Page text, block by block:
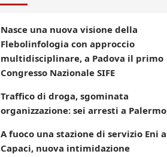
Nasce una nuova visione della
Flebolinfologia con approccio
multidisciplinare, a Padova il primo
Congresso Nazionale SIFE
Traffico di droga, sgominata
organizzazione: sei arresti a Palermo
A fuoco una stazione di servizio Eni a
Capaci, nuova intimidazione